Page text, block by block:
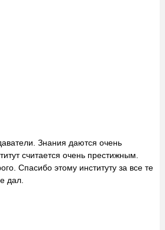
Знания даются очень
считается очень престижным.
Спасибо этому институту за все те
дал.